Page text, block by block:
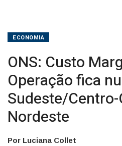
ECONOMIA
ONS: Custo
Operação fica
Sudeste/Centro-
Nordeste
Por Luciana Collet